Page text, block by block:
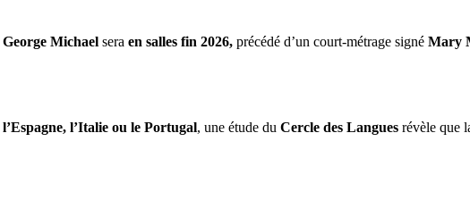
George Michael sera en salles fin 2026, précédé d’un court-métrage signé Mary
l’Espagne, l’Italie ou le Portugal, une étude du Cercle des Langues révèle que